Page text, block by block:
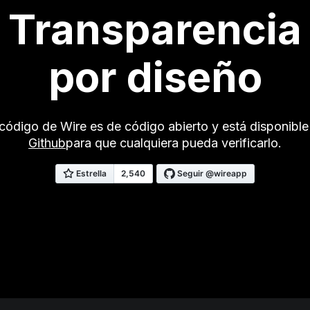
Transparencia
por diseño
de Wire es de código abierto y está
Githubpara que cualquiera pueda verificarlo.